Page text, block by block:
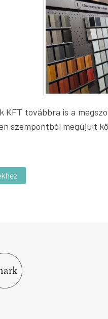
KFT továbbra is a
szempontból megújult